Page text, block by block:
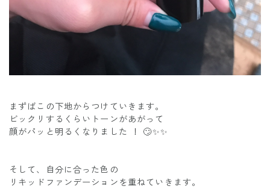
まずばこの下地からつけていきます。
ビックリするくらいトーンがあがって
顔がパッと明るくなりました ！ 🙄✨✨
そして、自分に合った色の
リキッドファンデーションを重ねていきます。